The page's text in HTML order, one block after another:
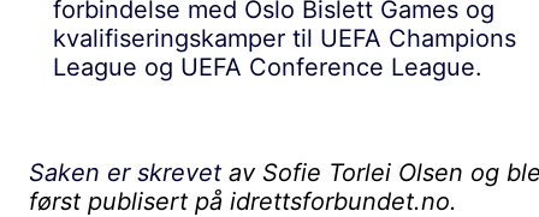
forbindelse med Oslo Bislett Games og
kvalifiseringskamper til UEFA Champions
League og UEFA Conference League.
Saken er skrevet av Sofie Torlei Olsen og
først publisert på idrettsforbundet.no.